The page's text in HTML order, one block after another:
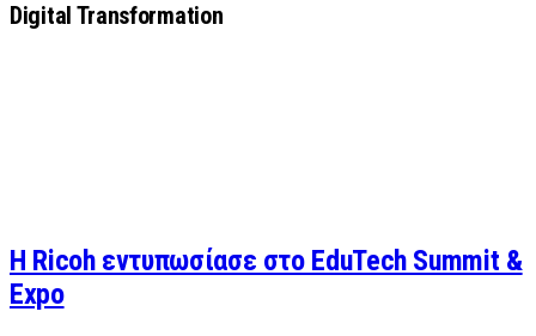
Digital Transformation
Η Ricoh εντυπωσίασε στο EduTech Summit &
Expo